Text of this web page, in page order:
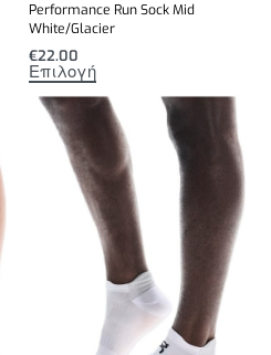
Performance Run Sock Mid
White/Glacier
€22.00
Επιλογή